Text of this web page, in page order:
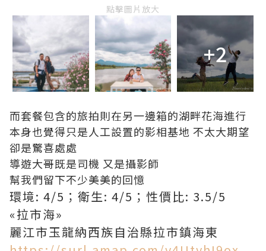
點擊圖片放大
+2
而套餐包含的旅拍則在另一邊箱的湖畔花海進行
本身也覺得只是人工設置的影相基地 不太大期望
卻是驚喜處處
導遊大哥既是司機 又是攝影師
幫我們留下不少美美的回憶
環境: 4/5；衛生: 4/5；性價比: 3.5/5
«拉市海»
麗江市玉龍納西族自治縣拉市鎮海東